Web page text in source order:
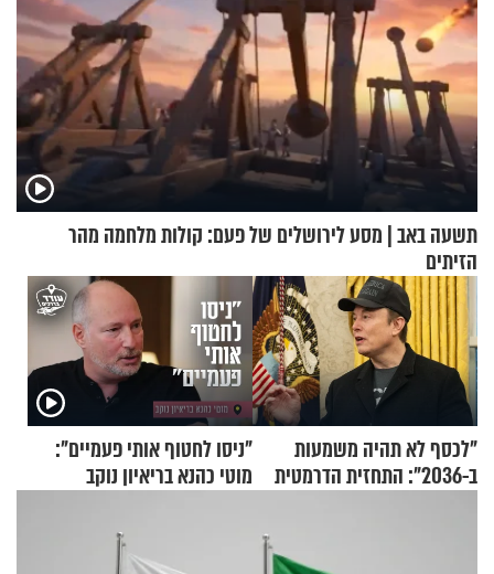
תשעה באב | מסע לירושלים של פעם: קולות מלחמה מהר
הזיתים
"לכסף לא תהיה משמעות
ב-2036": התחזית הדרמטית
"ניסו לחטוף אותי פעמיים":
מוטי כהנא בריאיון נוקב